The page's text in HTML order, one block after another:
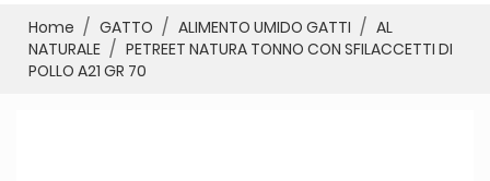
Home GATTO ALIMENTO UMIDO GATTI
AL
NATURALE
PETREET NATURA TONNO CON SFILACCETTI DI
POLLO A21 GR 70